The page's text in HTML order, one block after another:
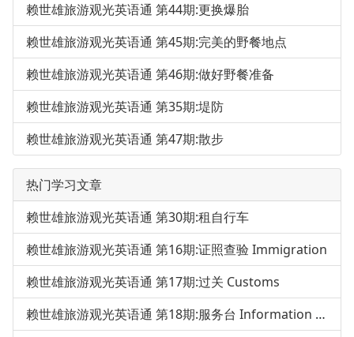
赖世雄旅游观光英语通 第44期:更换爆胎
赖世雄旅游观光英语通 第45期:完美的野餐地点
赖世雄旅游观光英语通 第46期:做好野餐准备
赖世雄旅游观光英语通 第35期:堤防
赖世雄旅游观光英语通 第47期:散步
热门学习文章
赖世雄旅游观光英语通 第30期:租自行车
赖世雄旅游观光英语通 第16期:证照查验 Immigration
赖世雄旅游观光英语通 第17期:过关 Customs
赖世雄旅游观光英语通 第18期:服务台 Information Desk